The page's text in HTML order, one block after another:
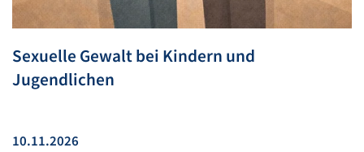
Sexuelle Gewalt bei Kindern und
Jugendlichen
10.11.2026